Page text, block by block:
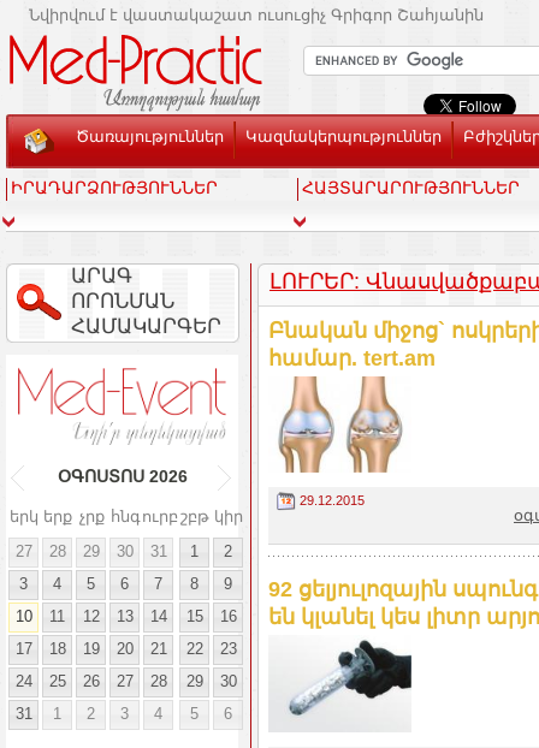
Նվիրվում է վաստակաշատ ուսուցիչ Գրիգոր Շահյանին
Ծառայություններ Կազմակերպություններ
ԻՐԱԴԱՐՁՈՒԹՅՈՒՆՆԵՐ ՀԱՅՏԱՐԱՐՈՒԹՅՈՒՆՆԵՐ
ԱՐԱԳ
ՈՐՈՆՄԱՆ
ՀԱՄԱԿԱՐԳԵՐ
ՕԳՈՍՏՈՍ 2026
երկ երք չրք հնգուրբ շբթ կիր
27
28 29 30 31 1
2
3
4 5 6 7 8
9
10
11 12 13 14 15
16
17
18 19 20 21 22
23
24
25 26 27 28 29
30
31
1 2 3 4 5 6
ԼՈՒՐԵՐ:
Բնական միջոց`
համար. tert.am
29.12.2015
92 ցելյուլոզային
են կլանել կես լիտր